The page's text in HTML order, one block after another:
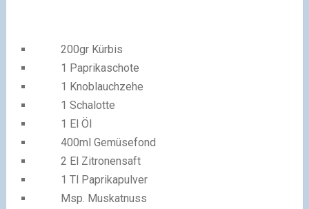
200gr Kürbis
1 Paprikaschote
1 Knoblauchzehe
1 Schalotte
1 El Öl
400ml Gemüsefond
2 El Zitronensaft
1 Tl Paprikapulver
Msp. Muskatnuss